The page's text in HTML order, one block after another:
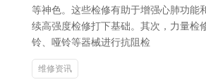
等神色。这些检修有助于增强心肺功能
续高强度检修打下基础。其次，力量检
铃、哑铃等器械进行抗阻检
维修资讯